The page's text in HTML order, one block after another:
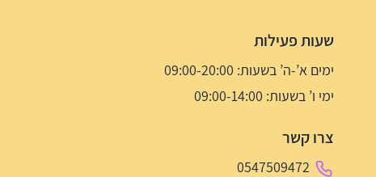
שעות פעילות
ימים א’-ה’ בשעות: 09:00-20:00
ימי ו’ בשעות: 09:00-14:00
צרו קשר
0547509472